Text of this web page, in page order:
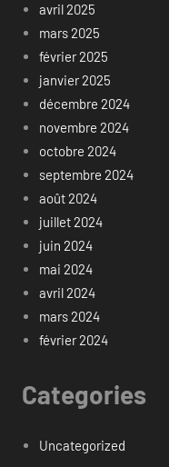
avril 2025
mars 2025
février 2025
janvier 2025
décembre 2024
novembre 2024
octobre 2024
septembre 2024
août 2024
juillet 2024
juin 2024
mai 2024
avril 2024
mars 2024
février 2024
Categories
Uncategorized